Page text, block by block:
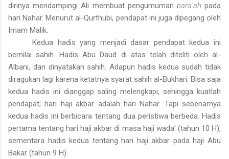
dirinya mendampingi Ali membuat pengumuman bara’ah pada
hari Nahar. Menurut al-Qurthubi, pendapat ini juga dipegang oleh
Imam Malik.
Kedua hadis yang menjadi dasar pendapat kedua ini
bernilai sahih. Hadis Abu Daud di atas telah diteliti oleh al-
Albani, dan dinyatakan sahih. Adapun hadis kedua sudah tidak
diragukan lagi karena ketatnya syarat sahih al-Bukhari. Bisa saja
kedua hadis ini dianggap saling melengkapi, sehingga kuatlah
pendapat; hari haji akbar adalah hari Nahar. Tapi sebenarnya
kedua hadis ini berbicara tentang dua peristiwa berbeda. Hadis
pertama tentang hari haji akbar di masa haji wada’ (tahun 10 H),
sementara hadis kedua tentang hari haji akbar pada haji Abu
Bakar (tahun 9 H).